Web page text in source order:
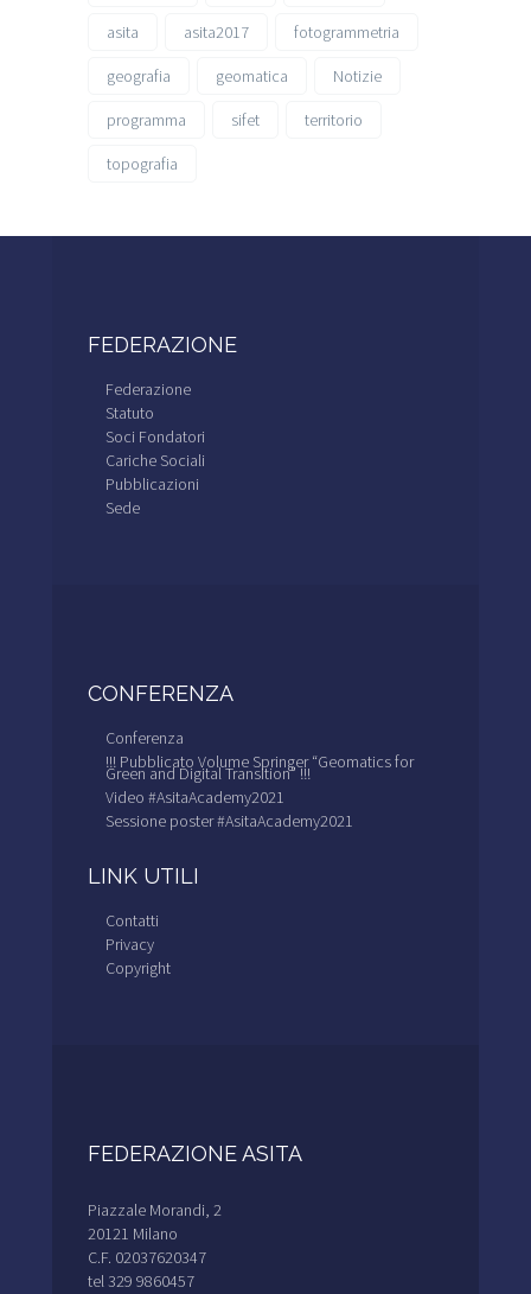
asita asita2017 fotogrammetria
geografia geomatica Notizie
programma sifet territorio
topografia
FEDERAZIONE
Federazione
Statuto
Soci Fondatori
Cariche Sociali
Pubblicazioni
Sede
CONFERENZA
Conferenza
!!! Pubblicato Volume Springer “Geomatics for
Green and Digital Transition” !!!
Video #AsitaAcademy2021
Sessione poster #AsitaAcademy2021
LINK UTILI
Contatti
Privacy
Copyright
FEDERAZIONE ASITA
Piazzale Morandi, 2
20121 Milano
C.F. 02037620347
tel 329 9860457